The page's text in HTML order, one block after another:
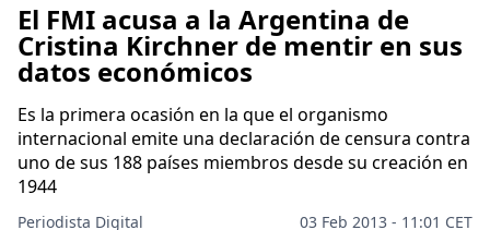
El FMI acusa a la Argentina de
Cristina Kirchner de mentir en sus
datos económicos
Es la primera ocasión en la que el organismo
internacional emite una declaración de censura contra
uno de sus 188 países miembros desde su creación en
1944
Periodista Digital
03 Feb 2013 - 11:01 CET